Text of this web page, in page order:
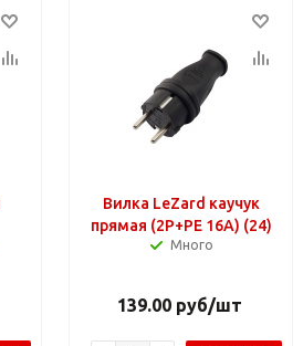
Вилка LeZard каучук
прямая (2Р+РЕ 16А) (24)
Много
139.00руб/шт